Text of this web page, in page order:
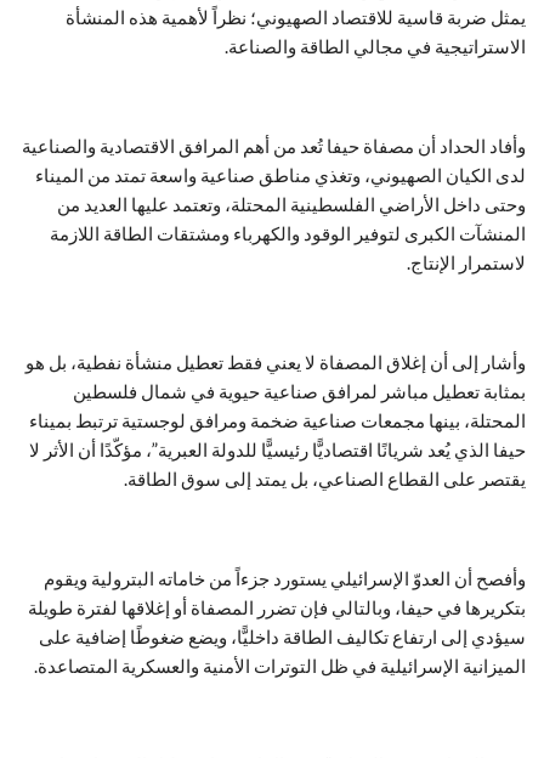
يمثل ضربة قاسية للاقتصاد الصهيوني؛ نظراً لأهمية هذه المنشأة
الاستراتيجية في مجالي الطاقة والصناعة.
وأفاد الحداد أن مصفاة حيفا تُعد من أهم المرافق الاقتصادية والصناعية
لدى الكيان الصهيوني، وتغذي مناطق صناعية واسعة تمتد من الميناء
وحتى داخل الأراضي الفلسطينية المحتلة، وتعتمد عليها العديد من
المنشآت الكبرى لتوفير الوقود والكهرباء ومشتقات الطاقة اللازمة
لاستمرار الإنتاج.
وأشار إلى أن إغلاق المصفاة لا يعني فقط تعطيل منشأة نفطية، بل هو
بمثابة تعطيل مباشر لمرافق صناعية حيوية في شمال فلسطين
المحتلة، بينها مجمعات صناعية ضخمة ومرافق لوجستية ترتبط بميناء
حيفا الذي يُعد شريانًا اقتصاديًّا رئيسيًّا للدولة العبرية”، مؤكّدًا أن الأثر لا
يقتصر على القطاع الصناعي، بل يمتد إلى سوق الطاقة.
وأفصح أن العدوّ الإسرائيلي يستورد جزءاً من خاماته البترولية ويقوم
بتكريرها في حيفا، وبالتالي فإن تضرر المصفاة أو إغلاقها لفترة طويلة
سيؤدي إلى ارتفاع تكاليف الطاقة داخليًّا، ويضع ضغوطًا إضافية على
الميزانية الإسرائيلية في ظل التوترات الأمنية والعسكرية المتصاعدة.